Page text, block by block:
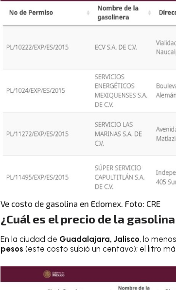
Ve costo de gasolina en Edomex. Foto: CRE
¿Cuál es el precio de la
En la ciudad de Guadalajara, Jalisco, lo
pesos (este costo subió un centavo); el litro